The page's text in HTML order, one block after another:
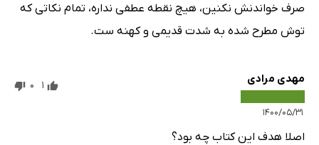
صرف خواندنش نکنین، هیچ نقطه عطفی نداره، تمام نکاتی که
توش مطرح شده به شدت قدیمی و کهنه ست.
مهدی مرادی
۱۴۰۰/۰۵/۳۱
1
0
اصلا هدف این کتاب چه بود؟